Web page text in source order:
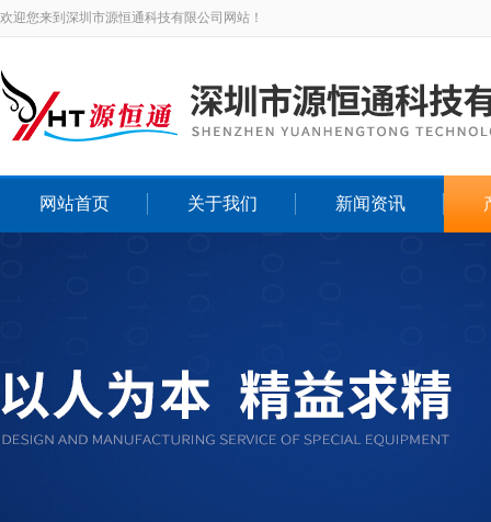
欢迎您来到深圳市源恒通科技有限公司网站！
网站首页 关于我们 新闻资讯